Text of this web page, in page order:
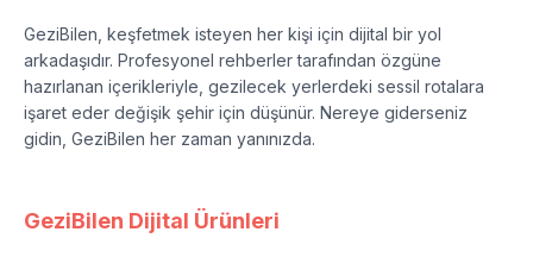
GeziBilen, keşfetmek isteyen her kişi için dijital bir yol
arkadaşıdır. Profesyonel rehberler tarafından özgüne
hazırlanan içerikleriyle, gezilecek yerlerdeki sessil rotalara
işaret eder değişik şehir için düşünür. Nereye giderseniz
gidin, GeziBilen her zaman yanınızda.
GeziBilen Dijital Ürünleri